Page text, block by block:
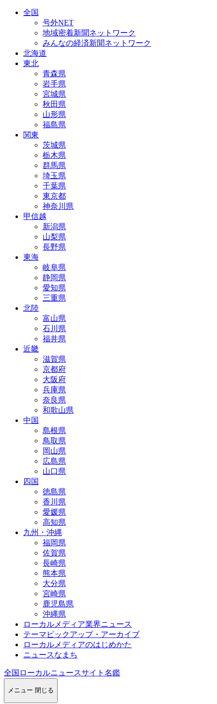
全国
号外NET
地域密着新聞ネットワーク
みんなの経済新聞ネットワーク
北海道
東北
青森県
岩手県
宮城県
秋田県
山形県
福島県
関東
茨城県
栃木県
群馬県
埼玉県
千葉県
東京都
神奈川県
甲信越
新潟県
山梨県
長野県
東海
岐阜県
静岡県
愛知県
三重県
北陸
富山県
石川県
福井県
近畿
滋賀県
京都府
大阪府
兵庫県
奈良県
和歌山県
中国
島根県
鳥取県
岡山県
広島県
山口県
四国
徳島県
香川県
愛媛県
高知県
九州・沖縄
福岡県
佐賀県
長崎県
熊本県
大分県
宮崎県
鹿児島県
沖縄県
ローカルメディア業界ニュース
テーマピックアップ・アーカイブ
ローカルメディアのはじめかた
ニュースなまち
全国ローカルニュースサイト名鑑
メニュー 閉じる